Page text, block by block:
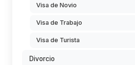
Visa de Novio
Visa de Trabajo
Visa de Turista
Divorcio